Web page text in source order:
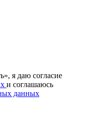
я даю согласие
и соглашаюсь
данных